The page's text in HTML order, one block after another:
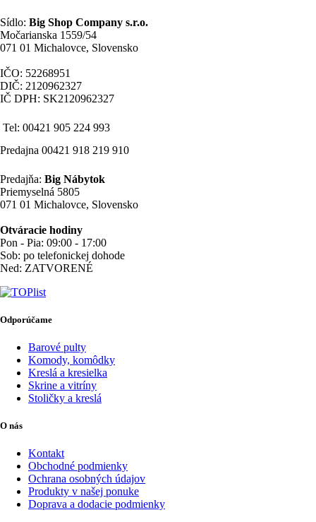
Sídlo: Big Shop Company s.r.o.
Močarianska 1559/54
071 01 Michalovce, Slovensko
IČO: 52268951
DIČ: 2120962327
IČ DPH: SK2120962327
Tel: 00421 905 224 993
Predajna 00421 918 219 910
Predajňa: Big Nábytok
Priemyselná 5805
071 01 Michalovce, Slovensko
Otváracie hodiny
Pon - Pia: 09:00 - 17:00
Sob: po telefonickej dohode
Ned: ZATVORENÉ
Odporúčame
Barové pulty
Komody, komôdky
Kreslá a kresielka
Skrine a vitríny
Stoličky a kreslá
O nás
Kontakt
Obchodné podmienky
Ochrana osobných údajov
Produkty v našej ponuke
Doprava a dodacie podmienky